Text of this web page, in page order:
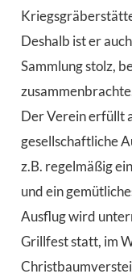
Deshalb ist er
Sammlung stolz,
Der Verein erfüllt
gesellschaftliche
z.B. regelmäßig
und ein
Ausflug wird
Grillfest statt, im